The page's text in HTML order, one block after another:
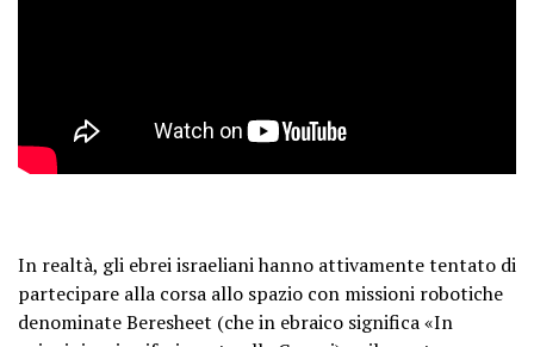
In realtà, gli ebrei israeliani hanno attivamente tentato di
partecipare alla corsa allo spazio con missioni robotiche
denominate Beresheet (che in ebraico significa «In